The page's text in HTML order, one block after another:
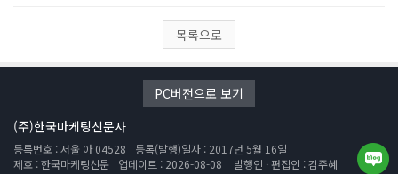
목록으로
PC버전으로 보기
(주)한국마케팅신문사
등록번호 : 서울 아 04528
등록(발행)일자 : 2017년 5월 16일
제호 : 한국마케팅신문
업데이트 : 2026-08-08
발행인 · 편집인 : 김주혜